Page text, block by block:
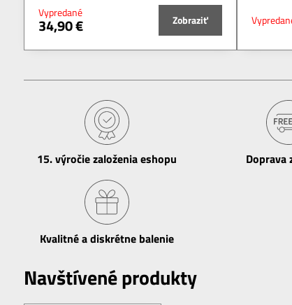
Vypredané
34,90 € Zobraziť
15​. výročie založenia eshopu Doprava
Kvalitné a diskrétne balenie
Navštívené produkty